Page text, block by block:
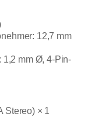
12,7 mm
1,2 mm Ø, 4-Pin-
Stereo) × 1